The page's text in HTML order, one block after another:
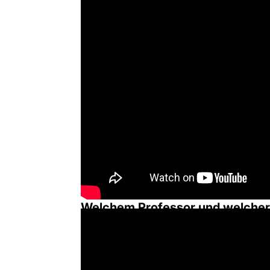
Welchem Professor und